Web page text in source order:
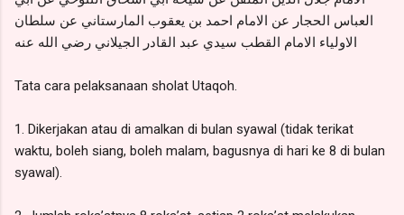
العباس الحجار عن الامام احمد بن يعقوب المارستاني عن سلطان
Tata cara pelaksanaan sholat Utaqoh.
1. Dikerjakan atau di amalkan di bulan syawal (tidak terikat
waktu, boleh siang, boleh malam, bagusnya di hari ke 8 di bulan
syawal).